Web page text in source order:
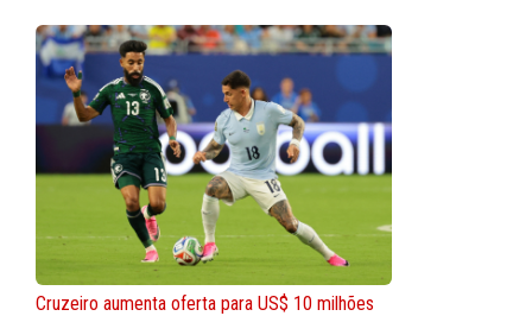
Cruzeiro aumenta oferta para US$ 10 milhões